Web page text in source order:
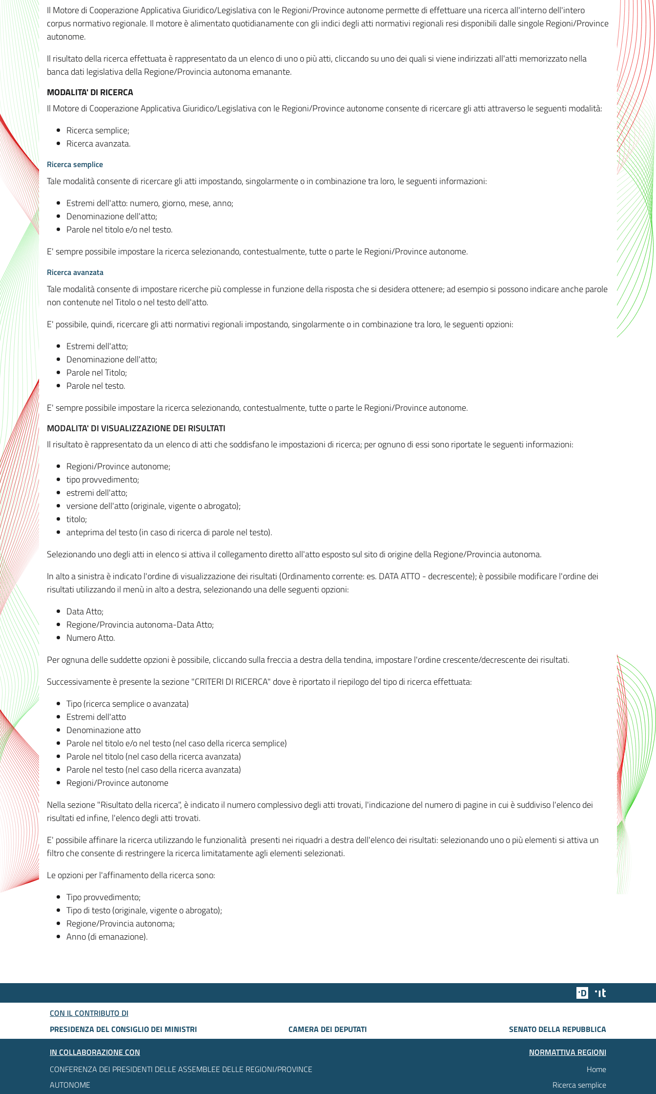
Il Motore di Cooperazione Applicativa Giuridico/Legislativa con le Regioni/Province autonome permette di effettuare una ricerca all'interno dell'intero
corpus normativo regionale. Il motore è alimentato quotidianamente con gli indici degli atti normativi regionali resi disponibili dalle singole Regioni/Province
autonome.
Il risultato della ricerca effettuata è rappresentato da un elenco di uno o più atti, cliccando su uno dei quali si viene indirizzati all'atti memorizzato nella
banca dati legislativa della Regione/Provincia autonoma emanante.
MODALITA' DI RICERCA
Il Motore di Cooperazione Applicativa Giuridico/Legislativa con le Regioni/Province autonome consente di ricercare gli atti attraverso le seguenti modalità:
Ricerca semplice;
Ricerca avanzata.
Ricerca semplice
Tale modalità consente di ricercare gli atti impostando, singolarmente o in combinazione tra loro, le seguenti informazioni:
Estremi dell'atto: numero, giorno, mese, anno;
Denominazione dell'atto;
Parole nel titolo e/o nel testo.
E' sempre possibile impostare la ricerca selezionando, contestualmente, tutte o parte le Regioni/Province autonome.
Ricerca avanzata
Tale modalità consente di impostare ricerche più complesse in funzione della risposta che si desidera ottenere; ad esempio si possono indicare anche parole
non contenute nel Titolo o nel testo dell'atto.
E' possibile, quindi, ricercare gli atti normativi regionali impostando, singolarmente o in combinazione tra loro, le seguenti opzioni:
Estremi dell'atto;
Denominazione dell'atto;
Parole nel Titolo;
Parole nel testo.
E' sempre possibile impostare la ricerca selezionando, contestualmente, tutte o parte le Regioni/Province autonome.
MODALITA' DI VISUALIZZAZIONE DEI RISULTATI
Il risultato è rappresentato da un elenco di atti che soddisfano le impostazioni di ricerca; per ognuno di essi sono riportate le seguenti informazioni:
Regioni/Province autonome;
tipo provvedimento;
estremi dell'atto;
versione dell'atto (originale, vigente o abrogato);
titolo;
anteprima del testo (in caso di ricerca di parole nel testo).
Selezionando uno degli atti in elenco si attiva il collegamento diretto all'atto esposto sul sito di origine della Regione/Provincia autonoma.
In alto a sinistra è indicato l'ordine di visualizzazione dei risultati (Ordinamento corrente: es. DATA ATTO - decrescente); è possibile modificare l'ordine dei
risultati utilizzando il menù in alto a destra, selezionando una delle seguenti opzioni:
Data Atto;
Regione/Provincia autonoma-Data Atto;
Numero Atto.
Per ognuna delle suddette opzioni è possibile, cliccando sulla freccia a destra della tendina, impostare l'ordine crescente/decrescente dei risultati.
Successivamente è presente la sezione "CRITERI DI RICERCA" dove è riportato il riepilogo del tipo di ricerca effettuata:
Tipo (ricerca semplice o avanzata)
Estremi dell'atto
Denominazione atto
Parole nel titolo e/o nel testo (nel caso della ricerca semplice)
Parole nel titolo (nel caso della ricerca avanzata)
Parole nel testo (nel caso della ricerca avanzata)
Regioni/Province autonome
Nella sezione "Risultato della ricerca", è indicato il numero complessivo degli atti trovati, l'indicazione del numero di pagine in cui è suddiviso l'elenco dei
risultati ed infine, l'elenco degli atti trovati.
E' possibile affinare la ricerca utilizzando le funzionalità presenti nei riquadri a destra dell'elenco dei risultati: selezionando uno o più elementi si attiva un
filtro che consente di restringere la ricerca limitatamente agli elementi selezionati.
Le opzioni per l'affinamento della ricerca sono:
Tipo provvedimento;
Tipo di testo (originale, vigente o abrogato);
Regione/Provincia autonoma;
Anno (di emanazione).
Team Digitale
CON IL CONTRIBUTO DI
PRESIDENZA DEL CONSIGLIO DEI MINISTRI
CAMERA DEI DEPUTATI
SENATO DELLA REPUBBLICA
IN COLLABORAZIONE CON
CONFERENZA DEI PRESIDENTI DELLE ASSEMBLEE DELLE REGIONI/PROVINCE
AUTONOME
NORMATTIVA REGIONI
Home
Ricerca semplice